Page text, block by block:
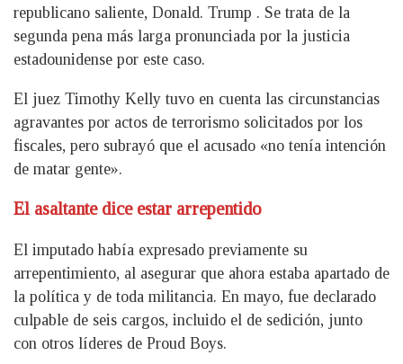
republicano saliente, Donald. Trump . Se trata de la
segunda pena más larga pronunciada por la justicia
estadounidense por este caso.
El juez Timothy Kelly tuvo en cuenta las circunstancias
agravantes por actos de terrorismo solicitados por los
fiscales, pero subrayó que el acusado «no tenía intención
de matar gente».
El asaltante dice estar arrepentido
El imputado había expresado previamente su
arrepentimiento, al asegurar que ahora estaba apartado de
la política y de toda militancia. En mayo, fue declarado
culpable de seis cargos, incluido el de sedición, junto
con otros líderes de Proud Boys.